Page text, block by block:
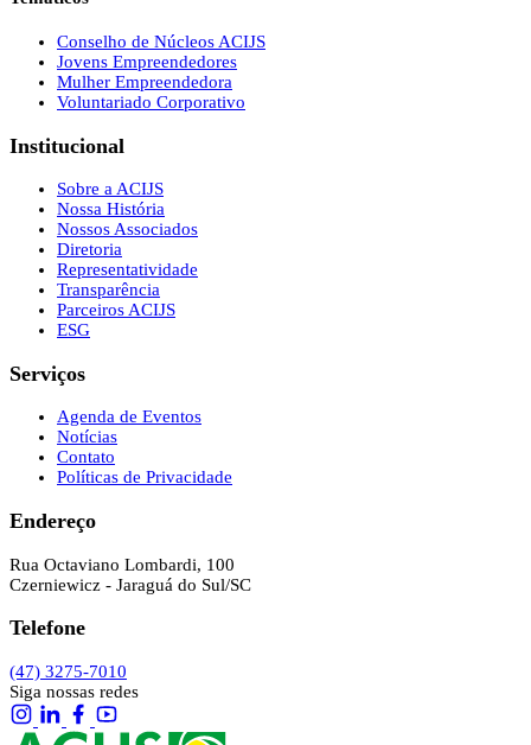
Conselho de Núcleos ACIJS
Jovens Empreendedores
Mulher Empreendedora
Voluntariado Corporativo
Institucional
Sobre a ACIJS
Nossa História
Nossos Associados
Diretoria
Representatividade
Transparência
Parceiros ACIJS
ESG
Serviços
Agenda de Eventos
Notícias
Contato
Políticas de Privacidade
Endereço
Rua Octaviano Lombardi, 100
Czerniewicz - Jaraguá do Sul/SC
Telefone
(47) 3275-7010
Siga nossas redes